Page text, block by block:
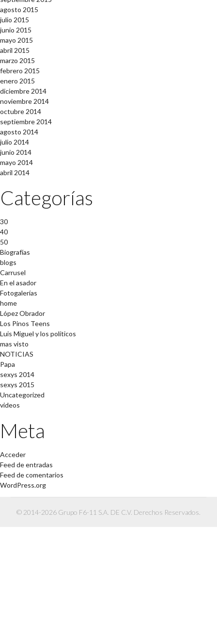
agosto 2015
julio 2015
junio 2015
mayo 2015
abril 2015
marzo 2015
febrero 2015
enero 2015
diciembre 2014
noviembre 2014
octubre 2014
septiembre 2014
agosto 2014
julio 2014
junio 2014
mayo 2014
abril 2014
Categorías
30
40
50
Biografías
blogs
Carrusel
En el asador
Fotogalerías
home
López Obrador
Los Pinos Teens
Luis Miguel y los políticos
mas visto
NOTICIAS
Papa
sexys 2014
sexys 2015
Uncategorized
videos
Meta
Acceder
Feed de entradas
Feed de comentarios
WordPress.org
© 2014-2026 Grupo F6-11 S.A. DE C.V. Derechos Reservados.